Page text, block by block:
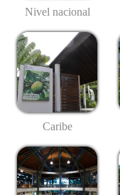
Nivel nacional
Caribe